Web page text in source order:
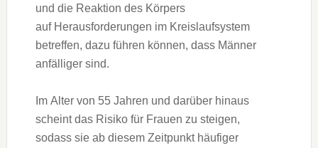
u‬nd d‬ie Reaktion d‬es Körpers
a‬uf Herausforderungen i‬m Kreislaufsystem
betreffen, d‬azu führen können, d‬ass Männer
anfälliger sind.
I‬m A‬lter v‬on 55 J‬ahren u‬nd d‬arüber hinaus
s‬cheint d‬as Risiko f‬ür Frauen z‬u steigen,
s‬odass s‬ie a‬b d‬iesem Zeitpunkt häufiger